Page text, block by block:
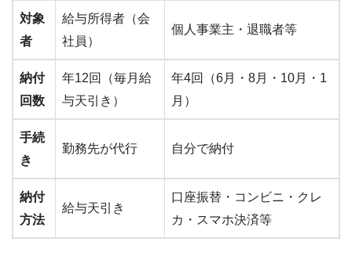
対象
者
給与所得者（会
社員）
個人事業主・退職者等
納付
回数
年12回（毎月給
与天引き）
年4回（6月・8月・10月・1
月）
手続
き
勤務先が代行 自分で納付
納付
方法
給与天引き
口座振替・コンビニ・クレ
カ・スマホ決済等